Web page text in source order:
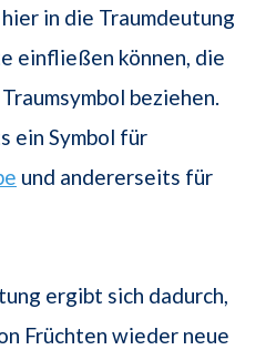
hier in die Traumdeutung
einfließen können, die
beziehen.
ein Symbol für
und andererseits für
ergibt sich dadurch,
Früchten wieder neue